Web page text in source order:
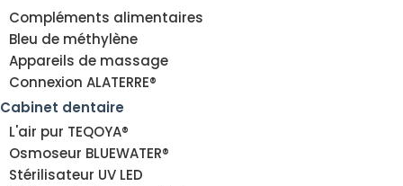
Compléments alimentaires
Bleu de méthylène
Appareils de massage
Connexion ALATERRE®
Cabinet dentaire
L'air pur TEQOYA®
Osmoseur BLUEWATER®
Stérilisateur UV LED